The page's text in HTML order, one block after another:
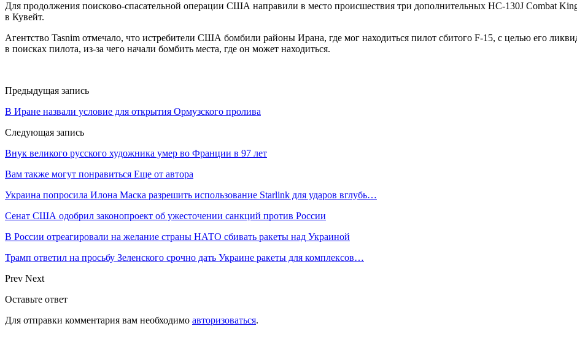
Для продолжения поисково-спасательной операции США направили в место происшествия три дополнительных HC-130J Combat
в Кувейт.
Агентство Tasnim отмечало, что истребители США бомбили районы Ирана, где мог находиться пилот сбитого F-15, с целью его
в поисках пилота, из-за чего начали бомбить места, где он может находиться.
Предыдущая запись
В Иране назвали условие для открытия Ормузского пролива
Следующая запись
Внук великого русского художника умер во Франции в 97 лет
Вам также могут понравиться Еще от автора
Украина попросила Илона Маска разрешить использование Starlink для ударов вглубь…
Сенат США одобрил законопроект об ужесточении санкций против России
В России отреагировали на желание страны НАТО сбивать ракеты над Украиной
Трамп ответил на просьбу Зеленского срочно дать Украине ракеты для комплексов…
Prev Next
Оставьте ответ
Для отправки комментария вам необходимо авторизоваться.